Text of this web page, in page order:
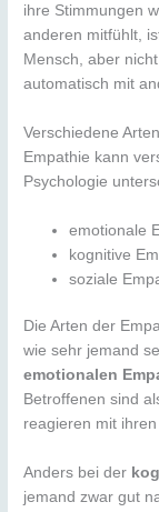
ihre Stimmungen
anderen mitfühlt,
Mensch, aber
automatisch mit
Verschiedene
Empathie kann
Psychologie
emotionale
kognitive
soziale
Die Arten der
wie sehr jemand
emotionalen
Betroffenen sind
reagieren mit
Anders bei der
jemand zwar gut